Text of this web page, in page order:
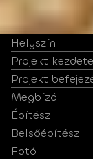
Helyszín
Projekt kezdete
Projekt
Megbízó
Építész
Belsőépítész
Fotó